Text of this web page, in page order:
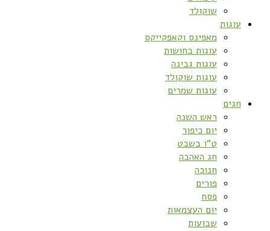
שוקולד
עוגות
מאפינס וקאפקייקס
עוגות בחושות
עוגות גבינה
עוגות שוקולד
עוגות שמרים
חגים
ראש השנה
יום כיפור
ט”ו בשבט
חג האהבה
חנוכה
פורים
פסח
יום העצמאות
שבועות